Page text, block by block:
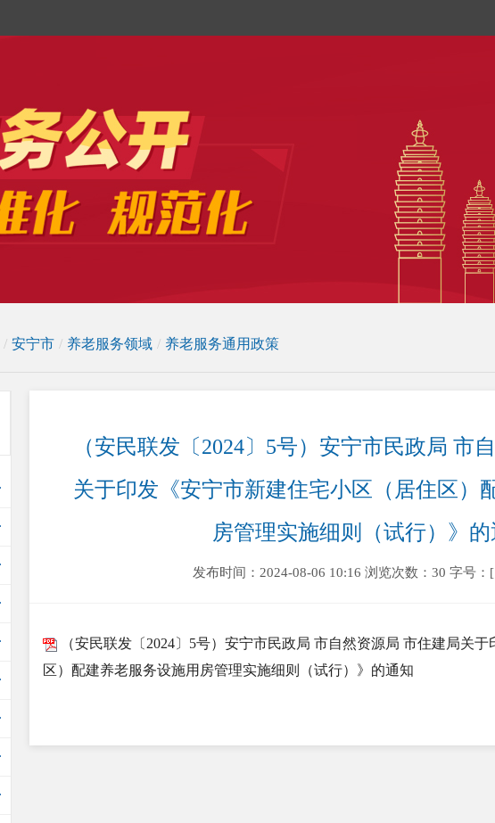
/ 安宁市 / 养老服务领域 / 养老服务通用政策
（安民联发〔2024〕5号）安宁市民政局 市
关于印发《安宁市新建住宅小区（居住区）
房管理实施细则（试行）》的
发布时间：2024-08-06 10:16 浏览次数：30 字号：[
（安民联发〔2024〕5号）安宁市民政局 市自然资源局 市住建局关
区）配建养老服务设施用房管理实施细则（试行）》的通知